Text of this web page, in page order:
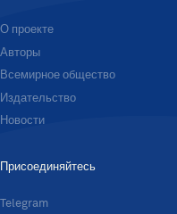
О проекте
Авторы
Всемирное общество
Издательство
Новости
Присоединяйтесь
Telegram